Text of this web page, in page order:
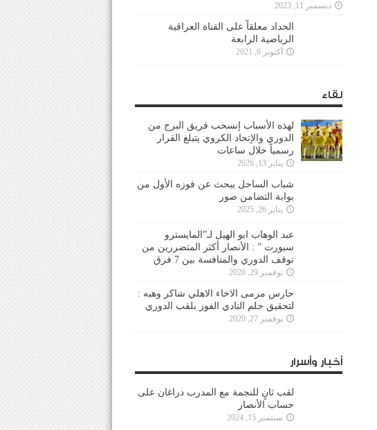
ديسمبر 11, 2023
الحداد معلقاً على القناة العراقية
الرياضية الرابعة
أكتوبر 6, 2021
لقاء
لهذه الأسباب إنسحب فريق البرج من
الدوري والإتحاد الكروي يتبلغ القرار
رسمياً خلال ساعات
يناير 13, 2026
شباب الساحل يبحث عن فوزه الأول من
بوابة التضامن صور
يناير 26, 2025
عبد الوهاب ابو الهيل لـ”المايسترو
سبورت ” : الأنصار أكثر المتضررين من
توقف الدوري والمنافسة بين 7 فرق
نوفمبر 29, 2020
حارس مرمى الاخاء الاهلي شاكر وهبه :
لتحقيق حلم النادي الفوز بلقب الدوري
نوفمبر 27, 2020
أخبار وأسرار
لقب ثانٍ للنجمة مع المدرب دراغان على
حساب الأنصار
سبتمبر 15, 2024